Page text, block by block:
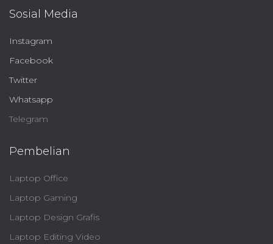
Sosial Media
Instagram
Facebook
Twitter
Whatsapp
Telegram
Pembelian
Laptop Office
Laptop Gaming
Laptop Design Grafis
Laptop Editing Video